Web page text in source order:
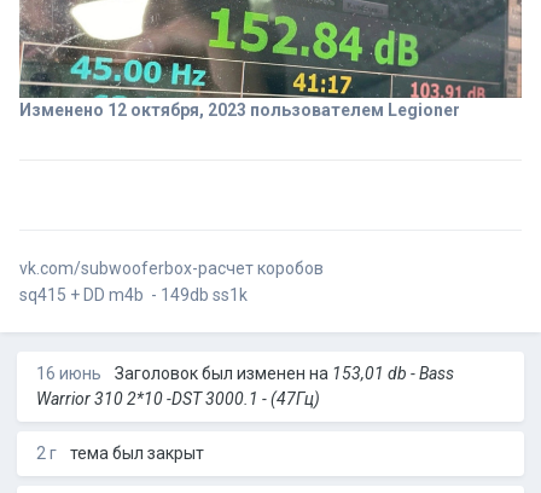
Изменено 12 октября, 2023 пользователем Legioner
vk.com/subwooferbox-расчет коробов
sq415 + DD m4b - 149db ss1k
16 июнь Заголовок был изменен на 153,01 db - Bass
Warrior 310 2*10 -DST 3000.1 - (47Гц)
2 г тема был закрыт